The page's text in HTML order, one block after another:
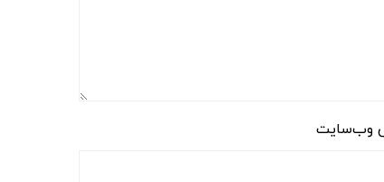
وب‌سایت